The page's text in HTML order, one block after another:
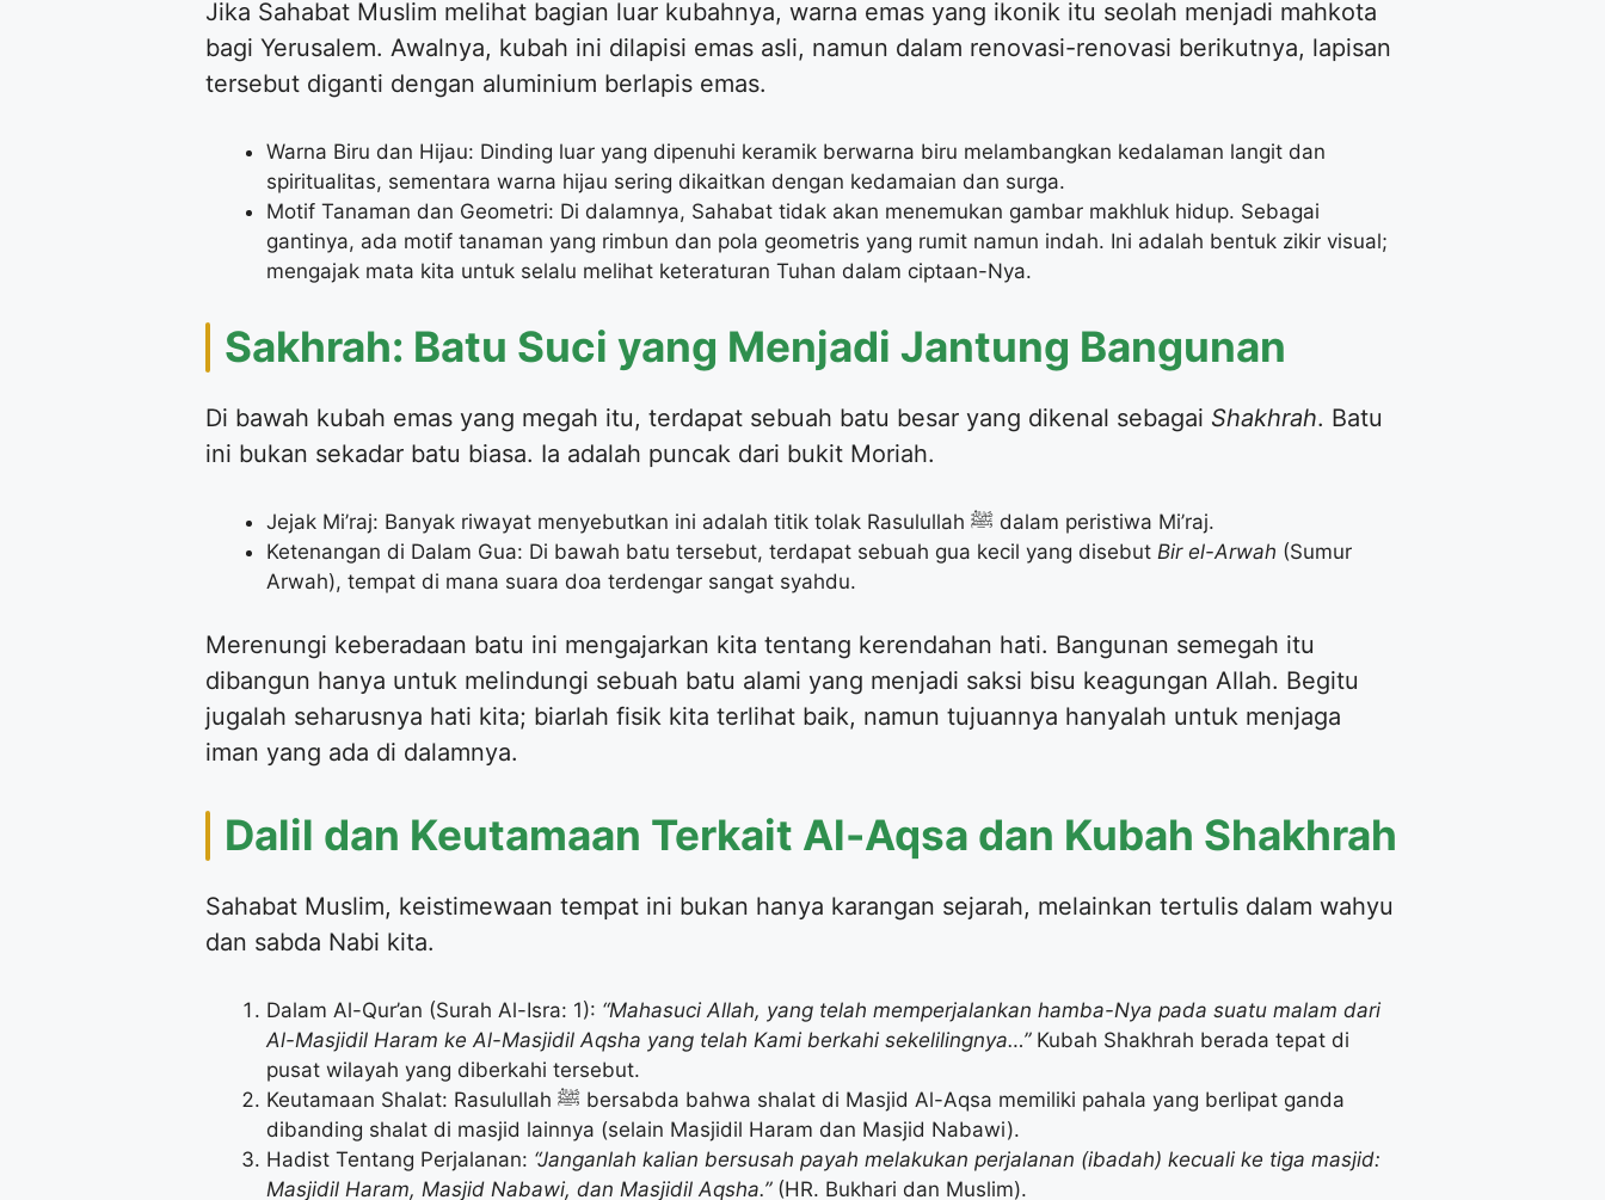
Jika Sahabat Muslim melihat bagian luar kubahnya, warna emas yang ikonik itu seolah menjadi mahkota
bagi Yerusalem. Awalnya, kubah ini dilapisi emas asli, namun dalam renovasi-renovasi berikutnya, lapisan
tersebut diganti dengan aluminium berlapis emas.
Warna Biru dan Hijau: Dinding luar yang dipenuhi keramik berwarna biru melambangkan kedalaman langit dan
spiritualitas, sementara warna hijau sering dikaitkan dengan kedamaian dan surga.
Motif Tanaman dan Geometri: Di dalamnya, Sahabat tidak akan menemukan gambar makhluk hidup. Sebagai
gantinya, ada motif tanaman yang rimbun dan pola geometris yang rumit namun indah. Ini adalah bentuk zikir visual;
mengajak mata kita untuk selalu melihat keteraturan Tuhan dalam ciptaan-Nya.
Sakhrah: Batu Suci yang Menjadi Jantung Bangunan
Di bawah kubah emas yang megah itu, terdapat sebuah batu besar yang dikenal sebagai Shakhrah. Batu
ini bukan sekadar batu biasa. Ia adalah puncak dari bukit Moriah.
Jejak Mi’raj: Banyak riwayat menyebutkan ini adalah titik tolak Rasulullah ﷺ dalam peristiwa Mi’raj.
Ketenangan di Dalam Gua: Di bawah batu tersebut, terdapat sebuah gua kecil yang disebut Bir el-Arwah (Sumur
Arwah), tempat di mana suara doa terdengar sangat syahdu.
Merenungi keberadaan batu ini mengajarkan kita tentang kerendahan hati. Bangunan semegah itu
dibangun hanya untuk melindungi sebuah batu alami yang menjadi saksi bisu keagungan Allah. Begitu
jugalah seharusnya hati kita; biarlah fisik kita terlihat baik, namun tujuannya hanyalah untuk menjaga
iman yang ada di dalamnya.
Dalil dan Keutamaan Terkait Al-Aqsa dan Kubah Shakhrah
Sahabat Muslim, keistimewaan tempat ini bukan hanya karangan sejarah, melainkan tertulis dalam wahyu
dan sabda Nabi kita.
Dalam Al-Qur’an (Surah Al-Isra: 1): “Mahasuci Allah, yang telah memperjalankan hamba-Nya pada suatu malam dari
Al-Masjidil Haram ke Al-Masjidil Aqsha yang telah Kami berkahi sekelilingnya…”Kubah Shakhrah berada tepat di
pusat wilayah yang diberkahi tersebut.
Keutamaan Shalat: Rasulullah ﷺ bersabda bahwa shalat di Masjid Al-Aqsa memiliki pahala yang berlipat ganda
dibanding shalat di masjid lainnya (selain Masjidil Haram dan Masjid Nabawi).
Hadist Tentang Perjalanan: “Janganlah kalian bersusah payah melakukan perjalanan (ibadah) kecuali ke tiga masjid:
Masjidil Haram, Masjid Nabawi, dan Masjidil Aqsha.”(HR. Bukhari dan Muslim).